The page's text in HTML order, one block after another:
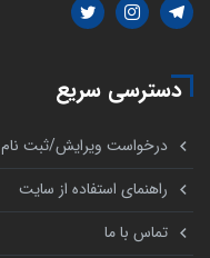
دسترسی سریع
درخواست ویرایش/ثبت نام
راهنمای استفاده از سایت
تماس با ما